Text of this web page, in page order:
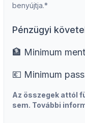
benyújtja.*
Pénzügyi
🏦 Minimum
💶 Minimum
Az összegek attól
sem. További